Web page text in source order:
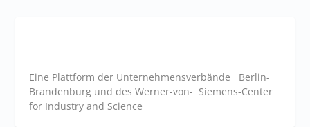
Eine Plattform der Unternehmensverbände Berlin-
Brandenburg und des Werner-von- Siemens-Center
for Industry and Science